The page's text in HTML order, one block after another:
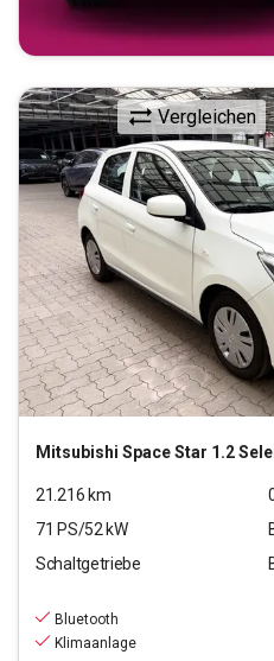
Mitsubishi Space Star 1.2 Select
Vergleichen
21.216 km
71 PS/52kW
Schaltgetriebe
Bluetooth
Klimaanlage